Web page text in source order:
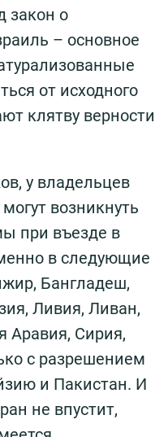
закон о
– основное
от исходного
клятву верности
у владельцев
возникнуть
при въезде в
в следующие
Бангладеш,
Ливия, Ливан,
Аравия, Сирия,
с разрешением
и Пакистан. И
не впустит,